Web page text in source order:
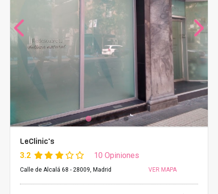
LeClinic's
3.2 10 Opiniones
Calle de Alcalá 68 - 28009, Madrid VER MAPA